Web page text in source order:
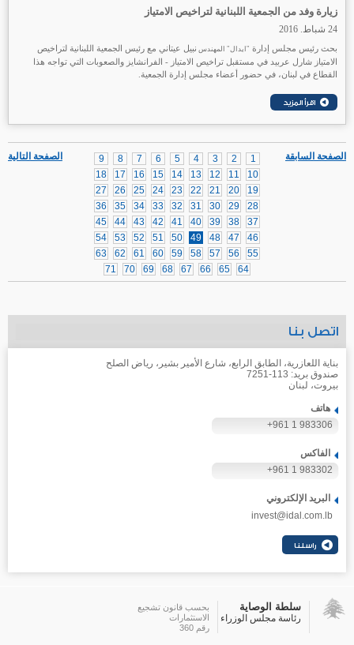
زيارة وفد من الجمعية اللبنانية لتراخيص الامتياز
24 شباط. 2016
بحث رئيس مجلس إدارة "ايدال" المهندس نبيل عيتاني مع رئيس الجمعية اللبنانية لتراخيص
الامتياز شارل عربيد في مستقبل تراخيص الامتياز - الفرانشايز والصعوبات التي تواجه هذا
القطاع في لبنان، في حضور أعضاء مجلس إدارة الجمعية.
الصفحة التالية 1
2
3
4
5
6
7
8
9
10
11
12
13
14
15
16
17
18
19
20
21
22
23
24
25
26
27
28
29
30
31
32
33
34
35
36
37
38
39
40
41
42
43
44
45
46
47
48
49
50
51
52
53
54
55
56
57
58
59
60
61
62
63
64
65
66
67
68
69
70
71
الصفحة السابقة
اتصل بنا
بناية اللعازرية، الطابق الرابع، شارع الأمير بشير، رياض الصلح
صندوق بريد: 113-7251
بيروت، لبنان
هاتف
+961 1 983306
الفاكس
+961 1 983302
البريد الإلكتروني
invest@idal.com.lb
سلطة الوصاية
رئاسة مجلس الوزراء
بحسب قانون تشجيع
الاستثمارات
رقم 360